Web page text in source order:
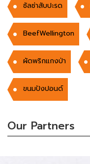
ซัลซ่าสับปะรด
BeefWellington
ผัดพริกแกงป่า
ขนมปังปอนด์
Our Partners